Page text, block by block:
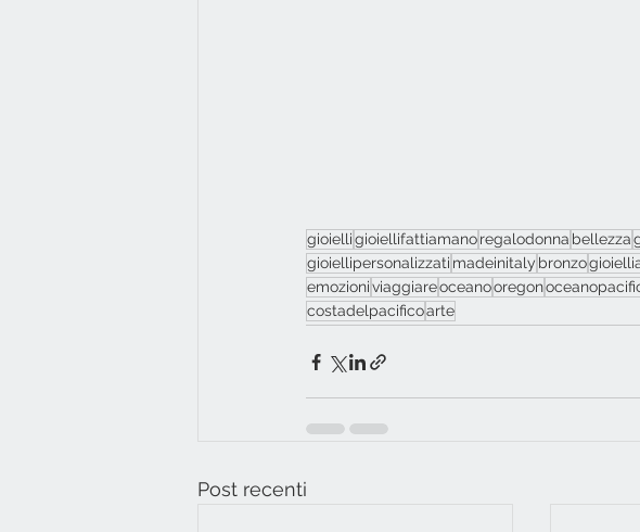
gioielligioiellifattiamanoregalodonna bellezza
gioiellipersonalizzati madeinitaly bronzo
emozioniviaggiareoceanooregon
costadelpacificoarte
Post recenti